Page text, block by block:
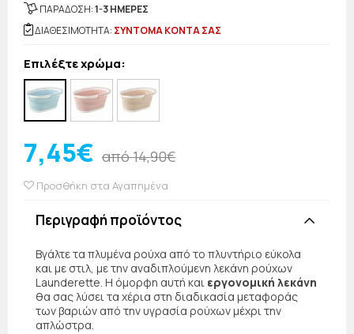
ΠΑΡΑΔΟΣΗ:1-3 ΗΜΕΡΕΣ
ΔΙΑΘΕΣΙΜΟΤΗΤΑ: ΣΥΝΤΟΜΑ ΚΟΝΤΑ ΣΑΣ
Επιλέξτε χρώμα:
7,45€ από 14,90€
Προσθήκη στα Αγαπημένα
Περιγραφή προϊόντος
Βγάλτε τα πλυμένα ρούχα από το πλυντήριο εύκολα
και με στιλ, με την αναδιπλούμενη λεκάνη ρούχων
Launderette. Η όμορφη αυτή και εργονομική λεκάνη
θα σας λύσει τα χέρια στη διαδικασία μεταφοράς
των βαριών από την υγρασία ρούχων μέχρι την
απλώστρα.